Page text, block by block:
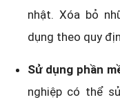
nhật. Xóa bỏ
dụng theo quy
Sử dụng phần
nghiệp có thể